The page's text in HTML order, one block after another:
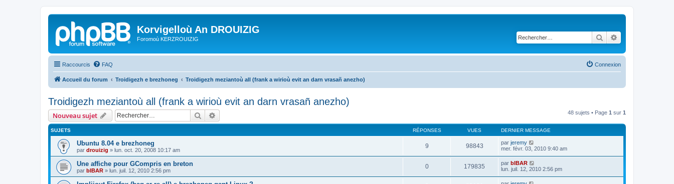
Korvigelloù An DROUIZIG
Foromoù KERZROUIZIG Rechercher
Raccourcis FAQ Connexion
Accueil du forum Troidigezh e brezhoneg Troidigezh meziantoù all (frank a wirioù evit an darn vrasañ anezho)
Troidigezh meziantoù all (frank a wirioù evit an darn vrasañ anezho)
Nouveau sujet Rechercher 48 sujets • Page 1 sur 1
SUJETS RÉPONSES VUES DERNIER MESSAGE
Ubuntu 8.04 e brezhoneg
par drouizig » lun. oct. 20, 2008 10:17 am
9 98843 par jeremy
mer. févr. 03, 2010 9:40 am
Une affiche pour GCompris en breton
par bIBAR » lun. juil. 12, 2010 2:56 pm
0 179835 par bIBAR
lun. juil. 12, 2010 2:56 pm